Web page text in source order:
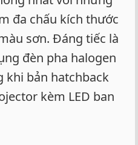
đa chấu kích thước
sơn. Đáng tiếc là
đèn pha halogen
khi bản hatchback
kèm LED ban